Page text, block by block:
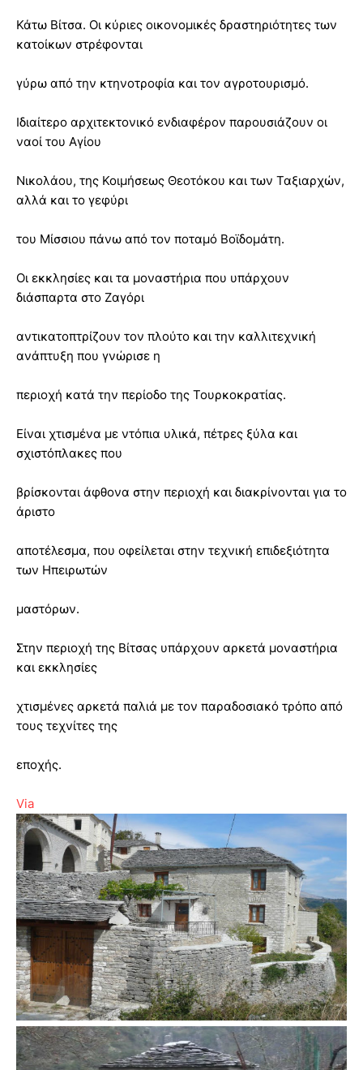
Κάτω Βίτσα. Οι κύριες οικονομικές δραστηριότητες των
κατοίκων στρέφονται
γύρω από την κτηνοτροφία και τον αγροτουρισμό.
Ιδιαίτερο αρχιτεκτονικό ενδιαφέρον παρουσιάζουν οι
ναοί του Αγίου
Νικολάου, της Κοιμήσεως Θεοτόκου και των Ταξιαρχών,
αλλά και το γεφύρι
του Μίσσιου πάνω από τον ποταμό Βοϊδομάτη.
Οι εκκλησίες και τα μοναστήρια που υπάρχουν
διάσπαρτα στο Ζαγόρι
αντικατοπτρίζουν τον πλούτο και την καλλιτεχνική
ανάπτυξη που γνώρισε η
περιοχή κατά την περίοδο της Τουρκοκρατίας.
Είναι χτισμένα με ντόπια υλικά, πέτρες ξύλα και
σχιστόπλακες που
βρίσκονται άφθονα στην περιοχή και διακρίνονται για το
άριστο
αποτέλεσμα, που οφείλεται στην τεχνική επιδεξιότητα
των Ηπειρωτών
μαστόρων.
Στην περιοχή της Βίτσας υπάρχουν αρκετά μοναστήρια
και εκκλησίες
χτισμένες αρκετά παλιά με τον παραδοσιακό τρόπο από
τους τεχνίτες της
εποχής.
Via